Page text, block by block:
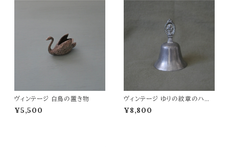
ヴィンテージ 白鳥の置き物
¥5,500
ヴィンテージ ゆりの紋章のハン
ドベル
¥8,800